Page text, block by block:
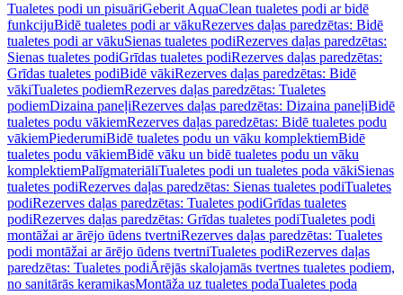
Tualetes podi un pisuāriGeberit AquaClean tualetes podi ar bidē
funkcijuBidē tualetes podi ar vākuRezerves daļas paredzētas: Bidē
tualetes podi ar vākuSienas tualetes podiRezerves daļas paredzētas:
Sienas tualetes podiGrīdas tualetes podiRezerves daļas paredzētas:
Grīdas tualetes podiBidē vākiRezerves daļas paredzētas: Bidē
vākiTualetes podiemRezerves daļas paredzētas: Tualetes
podiemDizaina paneļiRezerves daļas paredzētas: Dizaina paneļiBidē
tualetes podu vākiemRezerves daļas paredzētas: Bidē tualetes podu
vākiemPiederumiBidē tualetes podu un vāku komplektiemBidē
tualetes podu vākiemBidē vāku un bidē tualetes podu un vāku
komplektiemPalīgmateriāliTualetes podi un tualetes poda vākiSienas
tualetes podiRezerves daļas paredzētas: Sienas tualetes podiTualetes
podiRezerves daļas paredzētas: Tualetes podiGrīdas tualetes
podiRezerves daļas paredzētas: Grīdas tualetes podiTualetes podi
montāžai ar ārējo ūdens tvertniRezerves daļas paredzētas: Tualetes
podi montāžai ar ārējo ūdens tvertniTualetes podiRezerves daļas
paredzētas: Tualetes podiĀrējās skalojamās tvertnes tualetes podiem,
no sanitārās keramikasMontāža uz tualetes podaTualetes poda